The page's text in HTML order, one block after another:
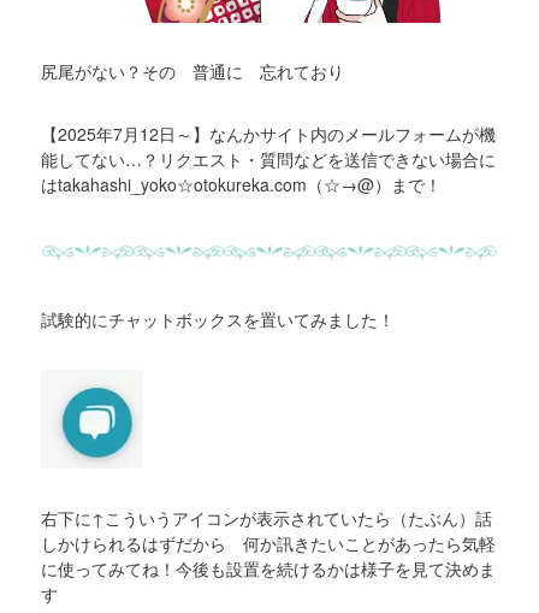
尻尾がない？その 普通に 忘れており
【2025年7月12日～】なんかサイト内のメールフォームが機
能してない…？リクエスト・質問などを送信できない場合に
はtakahashi_yoko☆otokureka.com（☆→@）まで！
試験的にチャットボックスを置いてみました！
右下に↑こういうアイコンが表示されていたら（たぶん）話
しかけられるはずだから 何か訊きたいことがあったら気軽
に使ってみてね！今後も設置を続けるかは様子を見て決めま
す